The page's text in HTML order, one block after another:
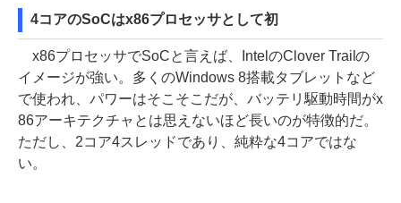
4コアのSoCはx86プロセッサとして初
x86プロセッサでSoCと言えば、IntelのClover Trailの
イメージが強い。多くのWindows 8搭載タブレットなど
で使われ、パワーはそこそこだが、バッテリ駆動時間がx
86アーキテクチャとは思えないほど長いのが特徴的だ。
ただし、2コア4スレッドであり、純粋な4コアではな
い。